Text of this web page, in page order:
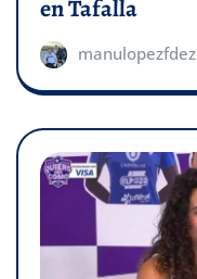
en Tafalla
manulopezfdez